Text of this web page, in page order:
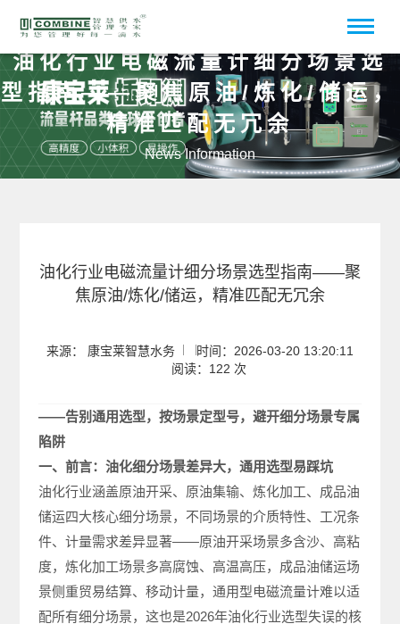
油化行业电磁流量计细分场景选
型指南——聚焦原油/炼化/储运，
精准匹配无冗余
News Information
油化行业电磁流量计细分场景选型指南——聚
焦原油/炼化/储运，精准匹配无冗余
来源： 康宝莱智慧水务
时间：2026-03-20 13:20:11
阅读：122 次
——告别通用选型，按场景定型号，避开细分场景专属
陷阱
一、前言：油化细分场景差异大，通用选型易踩坑
油化行业涵盖原油开采、原油集输、炼化加工、成品油
储运四大核心细分场景，不同场景的介质特性、工况条
件、计量需求差异显著——原油开采场景多含沙、高粘
度，炼化加工场景多高腐蚀、高温高压，成品油储运场
景侧重贸易结算、移动计量，通用型电磁流量计难以适
配所有细分场景，这也是2026年油化行业选型失误的核